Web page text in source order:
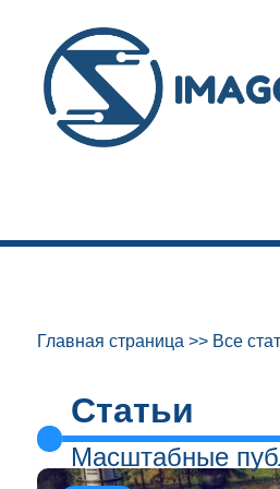
Главная страница >> Все
Статьи
Масштабные